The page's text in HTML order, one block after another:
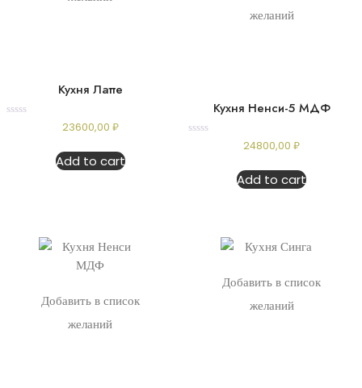
Кухня Латте
23600,00 ₽
Add to cart
желаний
Кухня Ненси-5 МДФ
24800,00₽
Add to cart
Добавить в список
желаний
Добавить в список
желаний